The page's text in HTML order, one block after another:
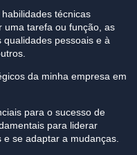
técnicas
uma tarefa ou função, as
pessoais e à
da minha empresa em
para o sucesso de
para liderar
se adaptar a mudanças.